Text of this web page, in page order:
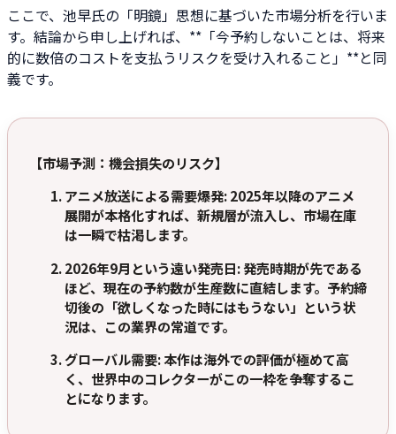
ここで、池早氏の「明鏡」思想に基づいた市場分析を行いま
す。結論から申し上げれば、**「今予約しないことは、将来
的に数倍のコストを支払うリスクを受け入れること」**と同
義です。
【市場予測：機会損失のリスク】
アニメ放送による需要爆発: 2025年以降のアニメ
展開が本格化すれば、新規層が流入し、市場在庫
は一瞬で枯渇します。
2026年9月という遠い発売日: 発売時期が先である
ほど、現在の予約数が生産数に直結します。予約締
切後の「欲しくなった時にはもうない」という状
況は、この業界の常道です。
グローバル需要: 本作は海外での評価が極めて高
く、世界中のコレクターがこの一枠を争奪するこ
とになります。